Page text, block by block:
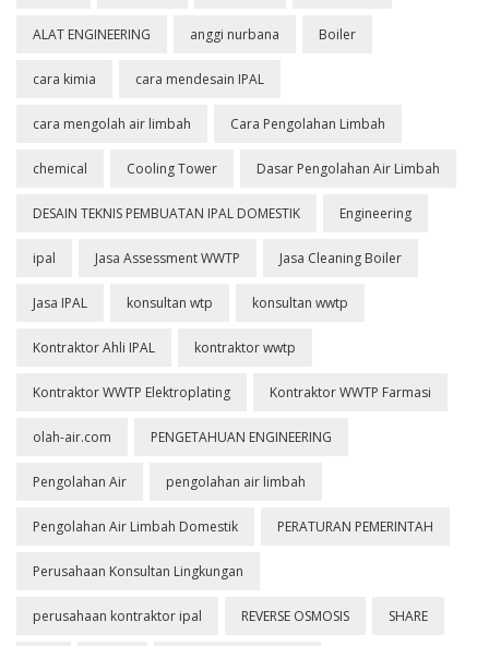
ALAT ENGINEERING anggi nurbana Boiler
cara kimia cara mendesain IPAL
cara mengolah air limbah Cara Pengolahan Limbah
chemical Cooling Tower Dasar Pengolahan Air Limbah
DESAIN TEKNIS PEMBUATAN IPAL DOMESTIK Engineering
ipal Jasa Assessment WWTP Jasa Cleaning Boiler
Jasa IPAL konsultan wtp konsultan wwtp
Kontraktor Ahli IPAL kontraktor wwtp
Kontraktor WWTP Elektroplating Kontraktor WWTP Farmasi
olah-air.com PENGETAHUAN ENGINEERING
Pengolahan Air pengolahan air limbah
Pengolahan Air Limbah Domestik PERATURAN PEMERINTAH
Perusahaan Konsultan Lingkungan
perusahaan kontraktor ipal REVERSE OSMOSIS SHARE